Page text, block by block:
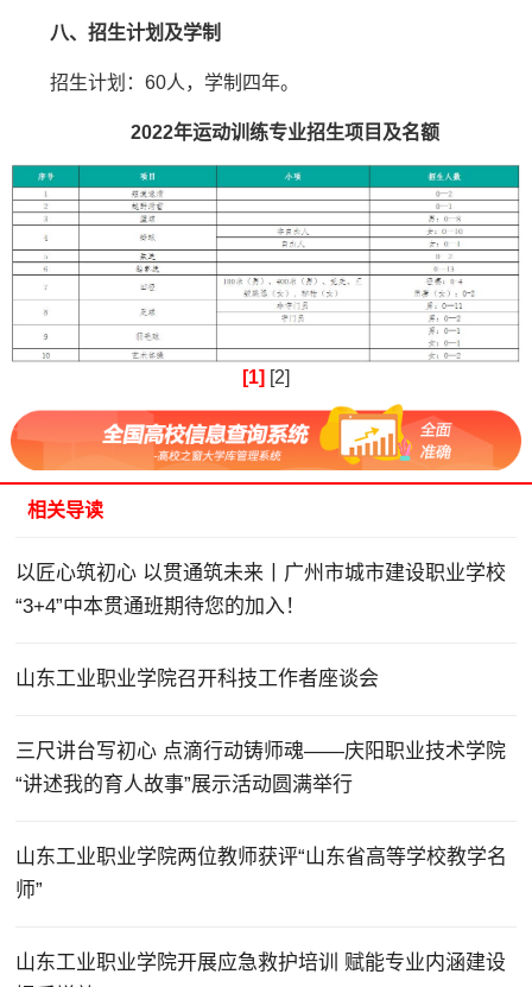
八、招生计划及学制
招生计划：60人，学制四年。
2022年运动训练专业招生项目及名额
[1] [2]
相关导读
以匠心筑初心 以贯通筑未来丨广州市城市建设职业学校
“3+4”中本贯通班期待您的加入！
山东工业职业学院召开科技工作者座谈会
三尺讲台写初心 点滴行动铸师魂——庆阳职业技术学院
“讲述我的育人故事”展示活动圆满举行
山东工业职业学院两位教师获评“山东省高等学校教学名
师”
山东工业职业学院开展应急救护培训 赋能专业内涵建设